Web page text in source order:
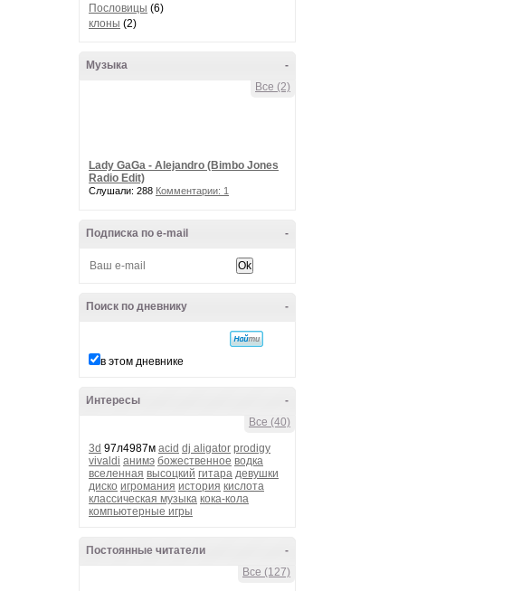
Пословицы (6)
клоны (2)
-
Музыка
Все (2)
Lady GaGa - Alejandro (Bimbo Jones
Radio Edit)
Слушали: 288 Комментарии: 1
-
Подписка по e-mail
-
Поиск по дневнику
в этом дневнике
-
Интересы
Все (40)
3d 97л4987м acid dj aligator prodigy
vivaldi анимэ божественное водка
вселенная высоцкий гитара девушки
диско игромания история кислота
классическая музыка кока-кола
компьютерные игры
-
Постоянные читатели
Все (127)